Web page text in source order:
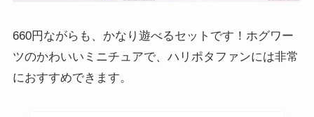
660円ながらも、かなり遊べるセットです！ホグワー
ツのかわいいミニチュアで、ハリポタファンには非常
におすすめできます。